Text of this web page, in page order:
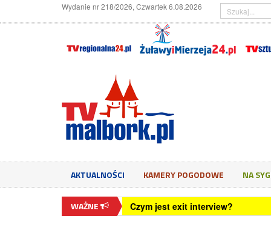
Wydanie nr 218/2026, Czwartek 6.08.2026
AKTUALNOŚCI KAMERY POGODOWE NA
WAŻNE Czym jest exit interview?